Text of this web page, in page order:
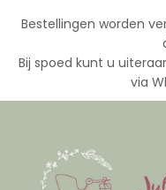
Bestellingen worden
Bij spoed kunt u
via